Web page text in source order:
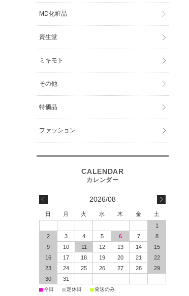
MD化粧品
資生堂
ミキモト
その他
特価品
ファッション
2026/08
日 月 火 水 木 金
土
1
2
3 4 5 6 7
8
9
10 11 12 13 14
15
16
17 18 19 20 21
22
23
24 25 26 27 28
29
30
31
■今日 ■定休日 ■発送のみ